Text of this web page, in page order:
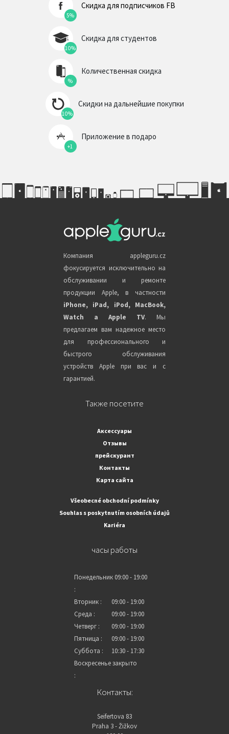
5%
Скидка для подписчиков FB
10%
Скидка для студентов
%
Количественная скидка
10%
Скидки на дальнейшие покупки
+1
Приложение в подаро
Компания appleguru.cz
фокусируется исключительно на
обслуживании и ремонте
продукции Apple, в частности
iPhone, iPad, iPod, MacBook,
Watch a Apple TV. Мы
предлагаем вам надежное место
для профессионального и
быстрого обслуживания
устройств Apple при вас и с
гарантией.
Также посетите
Аксессуары
Отзывы
прейскурант
Контакты
Карта сайта
Všeobecné obchodní podmínky
Souhlas s poskytnutím osobních údajů
Kariéra
часы работы
Понедельник
:
09:00 - 19:00
Вторник :
09:00 - 19:00
Среда :
09:00 - 19:00
Четверг :
09:00 - 19:00
Пятница :
09:00 - 19:00
Суббота :
10:30 - 17:30
Воскресенье
:
закрыто
Контакты:
Seifertova 83
Praha 3 - Žižkov